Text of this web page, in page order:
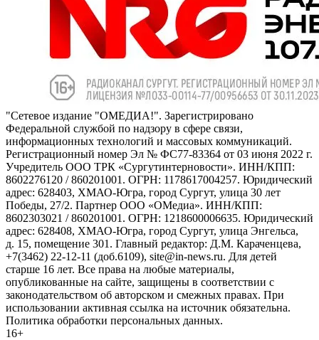
"Сетевое издание "ОМЕДИА!". Зарегистрировано
Федеральной службой по надзору в сфере связи,
информационных технологий и массовых коммуникаций.
Регистрационный номер Эл № ФС77-83364 от 03 июня 2022 г.
Учредитель ООО ТРК «Сургутинтерновости». ИНН/КПП:
8602276120 / 860201001. ОГРН: 1178617004257. Юридический
адрес: 628403, ХМАО-Югра, город Сургут, улица 30 лет
Победы, 27/2. Партнер ООО «ОМедиа». ИНН/КПП:
8602303021 / 860201001. ОГРН: 1218600006635. Юридический
адрес: 628408, ХМАО-Югра, город Сургут, улица Энгельса,
д. 15, помещение 301. Главный редактор: Д.М. Караченцева,
+7(3462) 22-12-11 (доб.6109), site@in-news.ru. Для детей
старше 16 лет. Все права на любые материалы,
опубликованные на сайте, защищены в соответствии с
законодательством об авторском и смежных правах. При
использовании активная ссылка на источник обязательна.
Политика обработки персональных данных.
16+